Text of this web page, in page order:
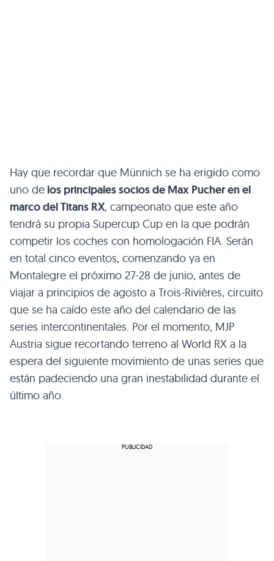
Hay que recordar que Münnich se ha erigido como
uno de los principales socios de Max Pucher en el
marco del Titans RX, campeonato que este año
tendrá su propia Supercup Cup en la que podrán
competir los coches con homologación FIA. Serán
en total cinco eventos, comenzando ya en
Montalegre el próximo 27-28 de junio, antes de
viajar a principios de agosto a Trois-Rivières, circuito
que se ha caído este año del calendario de las
series intercontinentales. Por el momento, MJP
Austria sigue recortando terreno al World RX a la
espera del siguiente movimiento de unas series que
están padeciendo una gran inestabilidad durante el
último año.